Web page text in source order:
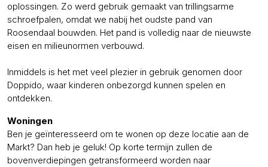
oplossingen. Zo werd gebruik gemaakt van trillingsarme
schroefpalen, omdat we nabij het oudste pand van
Roosendaal bouwden. Het pand is volledig naar de nieuwste
eisen en milieunormen verbouwd.
Inmiddels is het met veel plezier in gebruik genomen door
Doppido, waar kinderen onbezorgd kunnen spelen en
ontdekken.
Woningen
Ben je geïnteresseerd om te wonen op deze locatie aan de
Markt? Dan heb je geluk! Op korte termijn zullen de
bovenverdiepingen getransformeerd worden naar